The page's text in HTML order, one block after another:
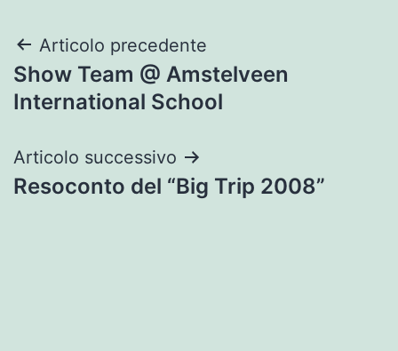
Navigazione
articoli
Articolo precedente
Show Team @ Amstelveen
International School
Articolo successivo
Resoconto del “Big Trip 2008”